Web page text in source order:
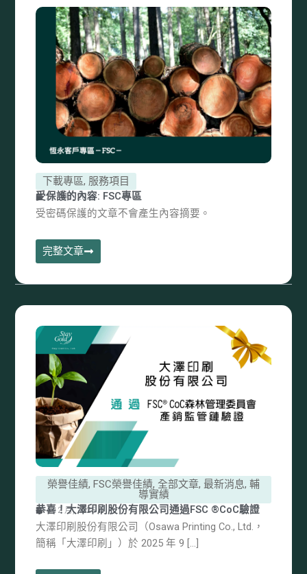
下載專區, 服務項目
受保護的內容: FSC專區
21 1 月, 2026
受密碼保護的文章不會產生內容摘要。
完整文章
榮譽佳績, FSC榮譽佳績, 全部文章, 最新消息, 輔
導實績
恭喜！大澤印刷股份有限公司通過FSC ®CoC驗證
4 12 月, 2025
大澤印刷股份有限公司（Osawa Printing Co., Ltd.，
簡稱「大澤印刷」）於 2025 年 9 […]